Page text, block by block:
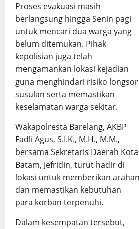
Proses evakuasi masih
berlangsung hingga Senin pagi
untuk mencari dua warga yang
belum ditemukan. Pihak
kepolisian juga telah
mengamankan lokasi kejadian
guna menghindari risiko longsor
susulan serta memastikan
keselamatan warga sekitar.
Wakapolresta Barelang, AKBP
Fadli Agus, S.I.K., M.H., M.M.,
bersama Sekretaris Daerah Kota
Batam, Jefridin, turut hadir di
lokasi untuk memberikan arahan
dan memastikan kebutuhan
para korban terpenuhi.
Dalam kesempatan tersebut,